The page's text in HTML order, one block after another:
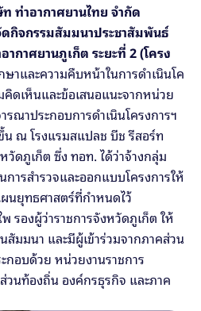
ท่าอากาศยานไทย จำกัด
กิจกรรมสัมมนาประชาสัมพันธ์
กาศยานภูเก็ต ระยะที่ 2 (โครง
าและความคืบหน้าในการดำเนินโค
ดเห็นและข้อเสนอแนะจากหน่วย
ณาประกอบการดำเนินโครงการฯ
ณ โรงแรมสแปลช บีช รีสอร์ท
วัดภูเก็ต ซึ่ง ทอท. ได้ว่าจ้างกลุ่ม
ารสำรวจและออกแบบโครงการให้
ผนยุทธศาสตร์ที่กำหนดไว้
รองผู้ว่าราชการจังหวัดภูเก็ตให้
สัมมนา และมีผู้เข้าร่วมจากภาคส่วน
กอบด้วย หน่วยงานราชการ
นท้องถิ่น องค์กรธุรกิจ และภาค